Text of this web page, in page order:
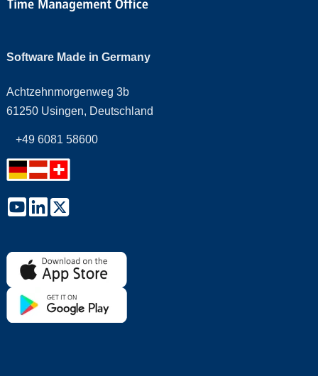
Software Made in Germany
Achtzehnmorgenweg 3b
61250 Usingen, Deutschland
+49 6081 58600